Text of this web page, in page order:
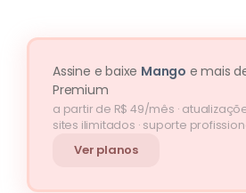
Assine e baixe Mango e mais
Premium
a partir de R$ 49/mês ·
sites ilimitados · suporte
Ver planos